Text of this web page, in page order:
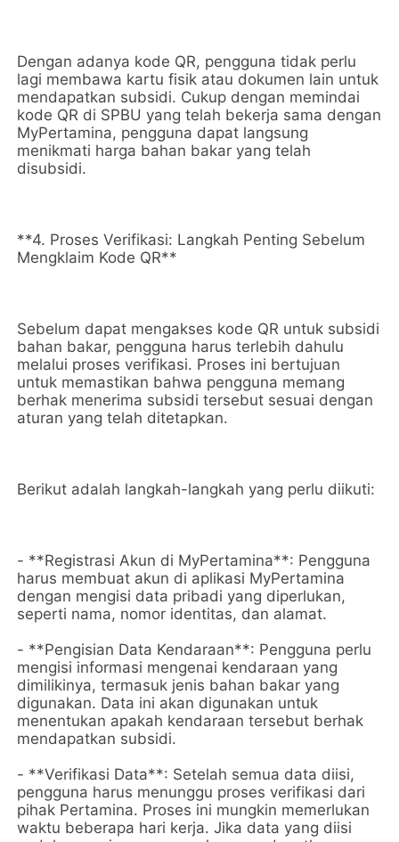
Dengan adanya kode QR, pengguna tidak perlu
lagi membawa kartu fisik atau dokumen lain untuk
mendapatkan subsidi. Cukup dengan memindai
kode QR di SPBU yang telah bekerja sama dengan
MyPertamina, pengguna dapat langsung
menikmati harga bahan bakar yang telah
disubsidi.
**4. Proses Verifikasi: Langkah Penting Sebelum
Mengklaim Kode QR**
Sebelum dapat mengakses kode QR untuk subsidi
bahan bakar, pengguna harus terlebih dahulu
melalui proses verifikasi. Proses ini bertujuan
untuk memastikan bahwa pengguna memang
berhak menerima subsidi tersebut sesuai dengan
aturan yang telah ditetapkan.
Berikut adalah langkah-langkah yang perlu diikuti:
- **Registrasi Akun di MyPertamina**: Pengguna
harus membuat akun di aplikasi MyPertamina
dengan mengisi data pribadi yang diperlukan,
seperti nama, nomor identitas, dan alamat.
- **Pengisian Data Kendaraan**: Pengguna perlu
mengisi informasi mengenai kendaraan yang
dimilikinya, termasuk jenis bahan bakar yang
digunakan. Data ini akan digunakan untuk
menentukan apakah kendaraan tersebut berhak
mendapatkan subsidi.
- **Verifikasi Data**: Setelah semua data diisi,
pengguna harus menunggu proses verifikasi dari
pihak Pertamina. Proses ini mungkin memerlukan
waktu beberapa hari kerja. Jika data yang diisi